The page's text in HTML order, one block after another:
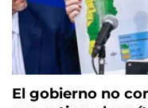
El gobierno no